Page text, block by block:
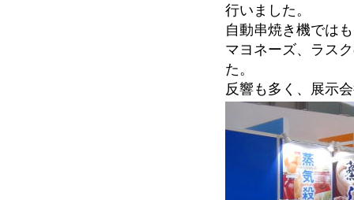
行いました。
自動串焼き機では
マヨネーズ、ラス
た。
反響も多く、展示